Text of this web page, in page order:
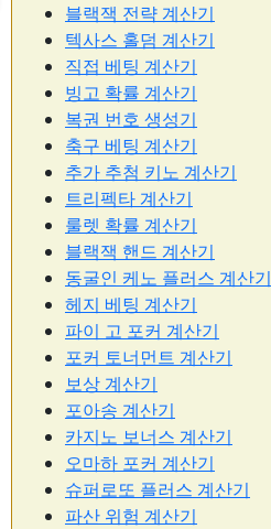
블랙잭 전략 계산기
텍사스 홀덤 계산기
직접 베팅 계산기
빙고 확률 계산기
복권 번호 생성기
축구 베팅 계산기
추가 추첨 키노 계산기
트리펙타 계산기
룰렛 확률 계산기
블랙잭 핸드 계산기
동굴인 케노 플러스 계산기
헤지 베팅 계산기
파이 고 포커 계산기
포커 토너먼트 계산기
보상 계산기
포아송 계산기
카지노 보너스 계산기
오마하 포커 계산기
슈퍼로또 플러스 계산기
파산 위험 계산기